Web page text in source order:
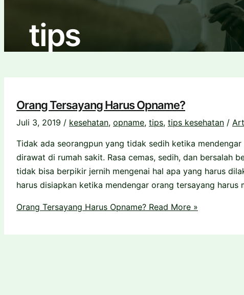
tips
Orang Tersayang Harus Opname?
Juli 3, 2019 / kesehatan, opname, tips, tips kesehatan /
Tidak ada seorangpun yang tidak sedih ketika
dirawat di rumah sakit. Rasa cemas, sedih, dan bersalah
tidak bisa berpikir jernih mengenai hal apa yang harus
harus disiapkan ketika mendengar orang tersayang harus
Orang Tersayang Harus Opname? Read More »